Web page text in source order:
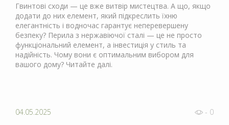
Гвинтові сходи — це вже витвір мистецтва. А що, якщо
додати до них елемент, який підкреслить їхню
елегантність і водночас гарантує неперевершену
безпеку? Перила з нержавіючої сталі — це не просто
функціональний елемент, а інвестиція у стиль та
надійність. Чому вони є оптимальним вибором для
вашого дому? Читайте далі.
04.05.2025 - 0